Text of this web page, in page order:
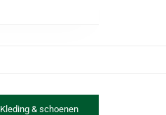
Kleding & schoenen